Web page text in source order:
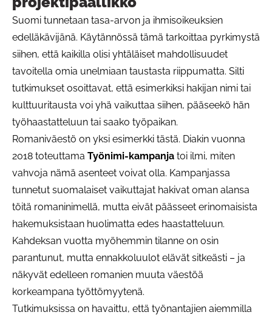
Suomi tunnetaan tasa-arvon ja ihmisoikeuksien
edelläkävijänä. Käytännössä tämä tarkoittaa pyrkimystä
siihen, että kaikilla olisi yhtäläiset mahdollisuudet
tavoitella omia unelmiaan taustasta riippumatta. Silti
tutkimukset osoittavat, että esimerkiksi hakijan nimi tai
kulttuuritausta voi yhä vaikuttaa siihen, pääseekö hän
työhaastatteluun tai saako työpaikan.
Romaniväestö on yksi esimerkki tästä. Diakin vuonna
2018 toteuttama Työnimi-kampanja toi ilmi, miten
vahvoja nämä asenteet voivat olla. Kampanjassa
tunnetut suomalaiset vaikuttajat hakivat oman alansa
töitä romaninimellä, mutta eivät päässeet erinomaisista
hakemuksistaan huolimatta edes haastatteluun.
Kahdeksan vuotta myöhemmin tilanne on osin
parantunut, mutta ennakkoluulot elävät sitkeästi – ja
näkyvät edelleen romanien muuta väestöä
korkeampana työttömyytenä.
Tutkimuksissa on havaittu, että työnantajien aiemmilla